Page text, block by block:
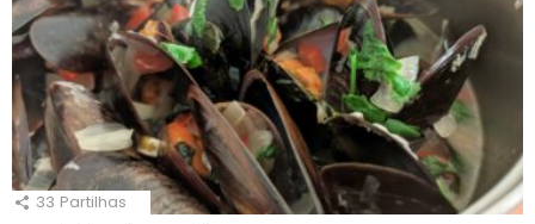
33 Partilhas